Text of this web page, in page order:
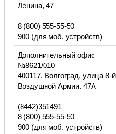
Ленина, 47
8 (800) 555-55-50
900 (для моб. устройств)
Дополнительный офис
№8621/010
400117, Волгоград, улица 8-й
Воздушной Армии, 47А
(8442)351491
8 (800) 555-55-50
900 (для моб. устройств)